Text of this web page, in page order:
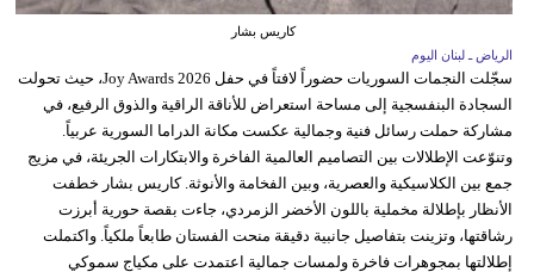
كاريس بشار
الرياض ـ لبنان اليوم
سجّلت النجمات السوريات حضوراً لافتاً في حفل Joy Awards 2026، حيث تحولت
السجادة البنفسجية إلى مساحة استعراض للأناقة الراقية والذوق الرفيع، في
مشاركة حملت رسائل فنية وجمالية عكست مكانة الدراما السورية عربياً.
وتنوّعت الإطلالات بين التصاميم العالمية الفاخرة والابتكارات الجريئة، في مزيج
جمع بين الكلاسيكية والعصرية، وبين الفخامة والأنوثة. كاريس بشار خطفت
الأنظار بإطلالة مخملية باللون الأخضر الزمردي، جاءت بقصة حورية أبرزت
رشاقتها، وتزينت بتفاصيل جانبية دقيقة منحت الفستان طابعاً ملكياً. واكتملت
إطلالتها بمجوهرات فاخرة ولمسات جمالية اعتمدت على مكياج سموكي